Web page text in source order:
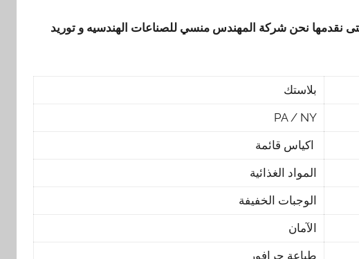
نقدمها نحن شركة المهندس منسي للصناعات الهندسيه و توريد
بلاستك
PA / NY
اكياس قائمة
المواد الغذائية
الوجبات الخفيفة
الآمان
طباعة جرافور